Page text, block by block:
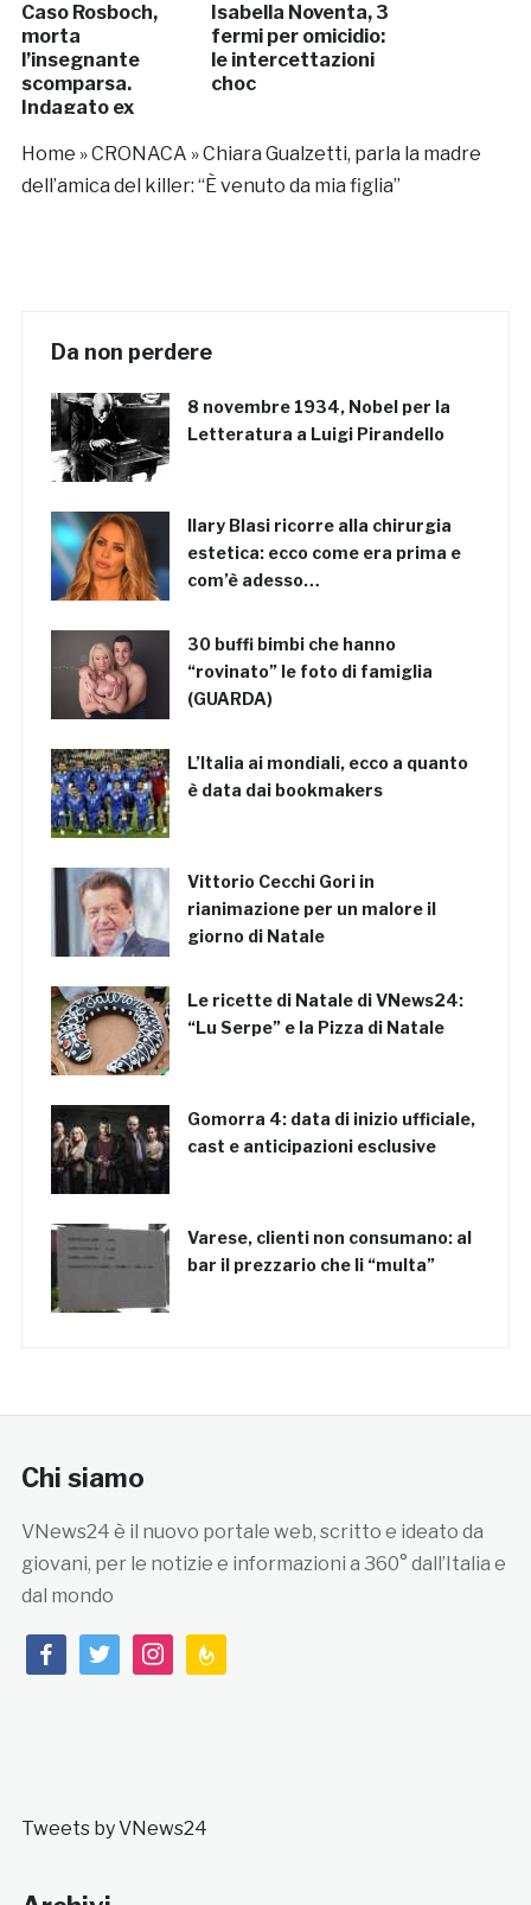
Caso Rosboch,
morta
l’insegnante
scomparsa.
Indagato ex
Isabella Noventa, 3
fermi per omicidio:
le intercettazioni
choc
Home »CRONACA »Chiara Gualzetti, parla la madre
dell’amica del killer: “È venuto da mia figlia”
Da non perdere
8 novembre 1934, Nobel per la
Letteratura a Luigi Pirandello
Ilary Blasi ricorre alla chirurgia
estetica: ecco come era prima e
com’è adesso…
30 buffi bimbi che hanno
“rovinato” le foto di famiglia
(GUARDA)
L’Italia ai mondiali, ecco a quanto
è data dai bookmakers
Vittorio Cecchi Gori in
rianimazione per un malore il
giorno di Natale
Le ricette di Natale di VNews24:
“Lu Serpe” e la Pizza di Natale
Gomorra 4: data di inizio ufficiale,
cast e anticipazioni esclusive
Varese, clienti non consumano: al
bar il prezzario che li “multa”
Chi siamo
VNews24 è il nuovo portale web, scritto e ideato da
giovani, per le notizie e informazioni a 360° dall’Italia e
dal mondo
facebooktwitterinstagramfeedburner
Tweets by VNews24